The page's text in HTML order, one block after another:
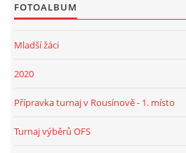
© 2026 eStránky.cz
FOTOALBUM
Mladší žáci
2020
Přípravka turnaj v Rousínově - 1. místo
Turnaj výběrů OFS